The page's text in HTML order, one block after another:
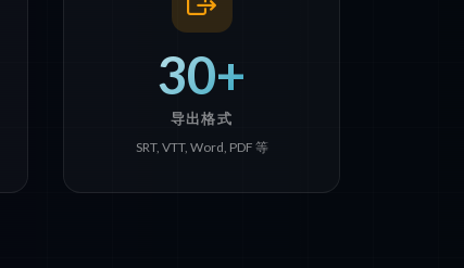
30+
导出格式
SRT, VTT, Word, PDF 等